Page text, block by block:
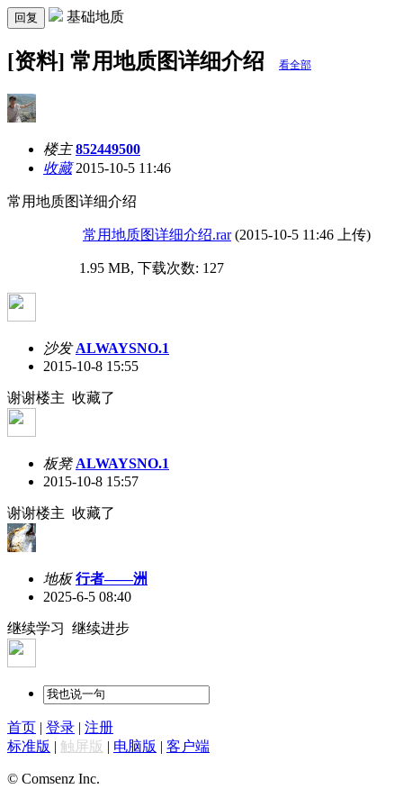
回复 基础地质
[资料] 常用地质图详细介绍 看全部
楼主 852449500
收藏2015-10-5 11:46
常用地质图详细介绍
常用地质图详细介绍.rar (2015-10-5 11:46 上传)
1.95 MB, 下载次数: 127
沙发 ALWAYSNO.1
2015-10-8 15:55
谢谢楼主 收藏了
板凳 ALWAYSNO.1
2015-10-8 15:57
谢谢楼主 收藏了
地板 行者——洲
2025-6-5 08:40
继续学习 继续进步
首页 | 登录 | 注册
标准版 | 触屏版 | 电脑版 | 客户端
© Comsenz Inc.